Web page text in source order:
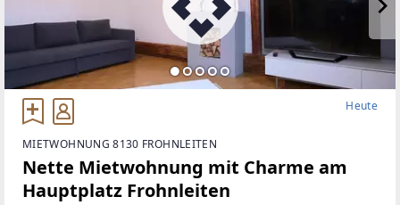
Heute
MIETWOHNUNG 8130 FROHNLEITEN
Nette Mietwohnung mit Charme am
Hauptplatz Frohnleiten